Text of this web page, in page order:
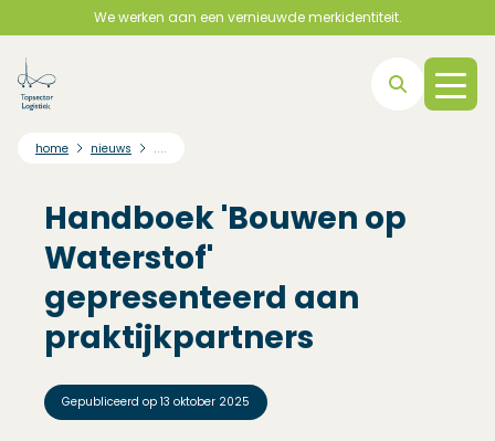
Direct naar hoofdinhoud
Direct naar hoofdnavigatie
Direct naar footer
We werken aan een vernieuwde merkidentiteit.
home nieuws ....
Handboek 'Bouwen op
Waterstof'
gepresenteerd aan
praktijkpartners
Gepubliceerd op 13 oktober 2025